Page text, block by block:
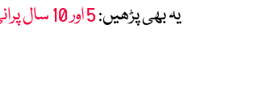
یہ بھی پڑھیں:5 اور 10 سال پرانی گاڑی کب سے امپورٹ کی جا سکتی ہے؟